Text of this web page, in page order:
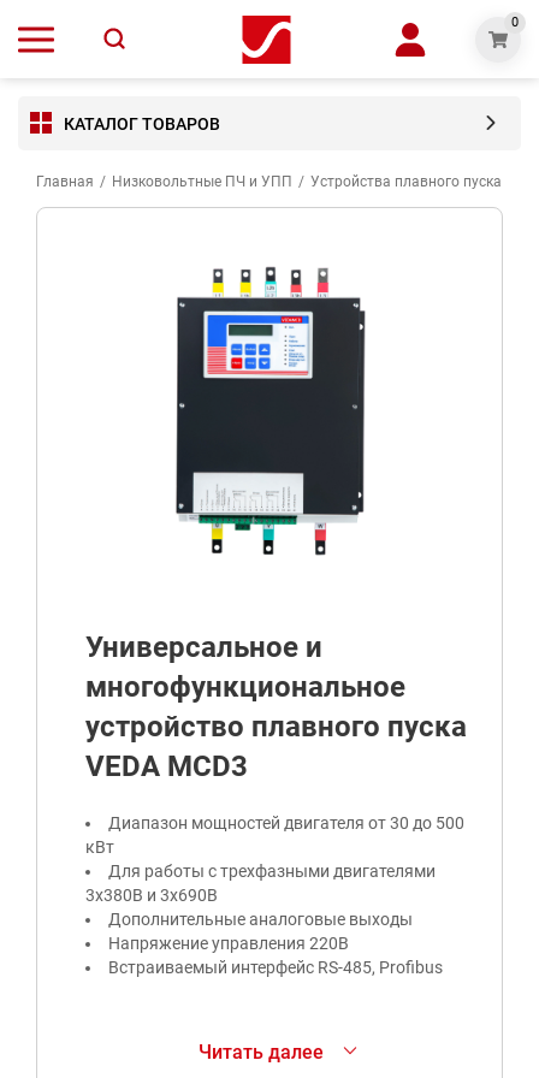
0
КАТАЛОГ ТОВАРОВ
Главная / Низковольтные ПЧ и УПП / Устройства плавного пуска
Универсальное и
многофункциональное
устройство плавного пуска
VEDA MCD3
Диапазон мощностей двигателя от 30 до 500
кВт
Для работы с трехфазными двигателями
3х380В и 3х690В
Дополнительные аналоговые выходы
Напряжение управления 220В
Встраиваемый интерфейс RS-485, Profibus
для плавного пуска, разгона и остановки
Читать далее